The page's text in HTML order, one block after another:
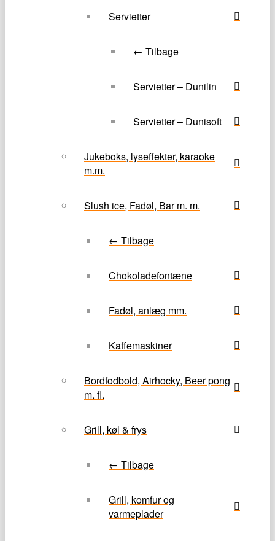
Servietter
← Tilbage
Servietter – Dunilin
Servietter – Dunisoft
Jukeboks, lyseffekter, karaoke
m.m.
Slush ice, Fadøl, Bar m. m.
← Tilbage
Chokoladefontæne
Fadøl, anlæg mm.
Kaffemaskiner
Bordfodbold, Airhocky, Beer pong
m. fl.
Grill, køl & frys
← Tilbage
Grill, komfur og
varmeplader